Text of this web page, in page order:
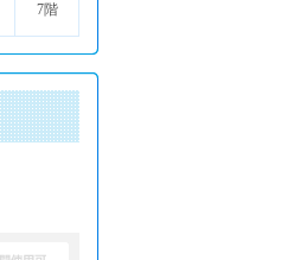
7階